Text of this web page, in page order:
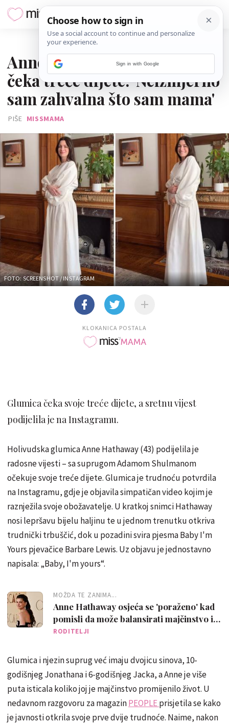
Anne Hathaway otkrila da
čeka treće dijete: 'Neizmjerno
sam zahvalna što sam mama'
PIŠE MISSMAMA
FOTO: SCREENSHOT / INSTAGRAM
KLOKANICA POSTALA
Glumica čeka svoje treće dijete, a sretnu vijest
podijelila je na Instagramu.
Holivudska glumica Anne Hathaway (43) podijelila je
radosne vijesti – sa suprugom Adamom Shulmanom
očekuje svoje treće dijete. Glumica je trudnoću potvrdila
na Instagramu, gdje je objavila simpatičan video kojim je
raznježila svoje obožavatelje. U kratkoj snimci Hathaway
nosi lepršavu bijelu haljinu te u jednom trenutku otkriva
trudnički trbuščić, dok u pozadini svira pjesma Baby I'm
Yours pjevačice Barbare Lewis. Uz objavu je jednostavno
napisala: „Baby, I'm yours“.
MOŽDA TE ZANIMA...
Anne Hathaway osjeća se 'poraženo' kad
pomisli da može balansirati majčinstvo i
karijeru
RODITELJI
Glumica i njezin suprug već imaju dvojicu sinova, 10-
godišnjeg Jonathana i 6-godišnjeg Jacka, a Anne je više
puta isticala koliko joj je majčinstvo promijenilo život. U
nedavnom razgovoru za magazinPEOPLEprisjetila se kako
je javnosti otkrila svoje prve dvije trudnoće. Naime, nakon
Sign in with Google